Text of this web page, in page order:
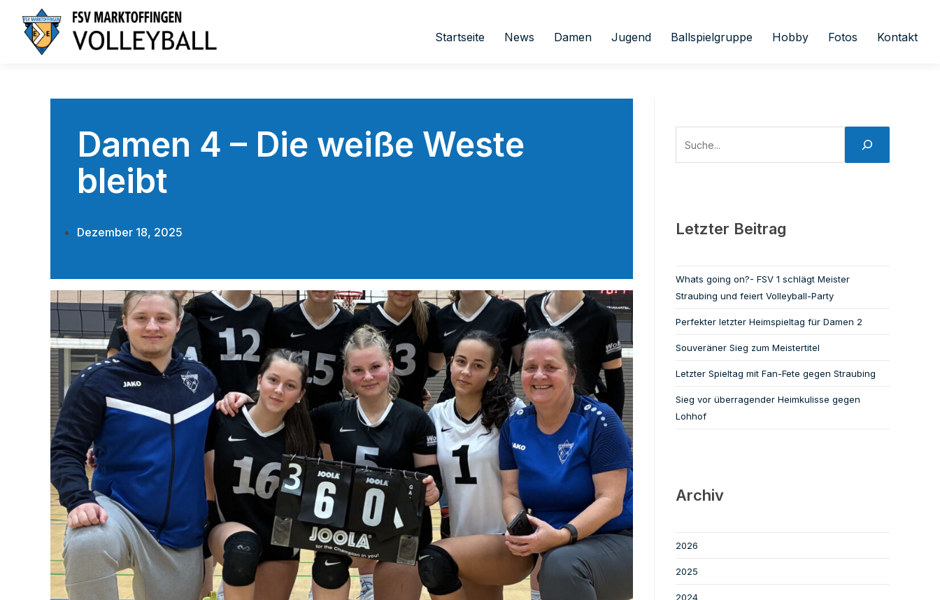
Startseite News Damen Jugend Ballspielgruppe Hobby Fotos Kontakt
Damen 4 – Die weiße Weste
bleibt
Dezember 18, 2025 Letzter Beitrag
Whats going on?- FSV 1 schlägt Meister
Straubing und feiert Volleyball-Party
Perfekter letzter Heimspieltag für Damen 2
Souveräner Sieg zum Meistertitel
Letzter Spieltag mit Fan-Fete gegen Straubing
Sieg vor überragender Heimkulisse gegen
Lohhof
Archiv
2026
2025
2024